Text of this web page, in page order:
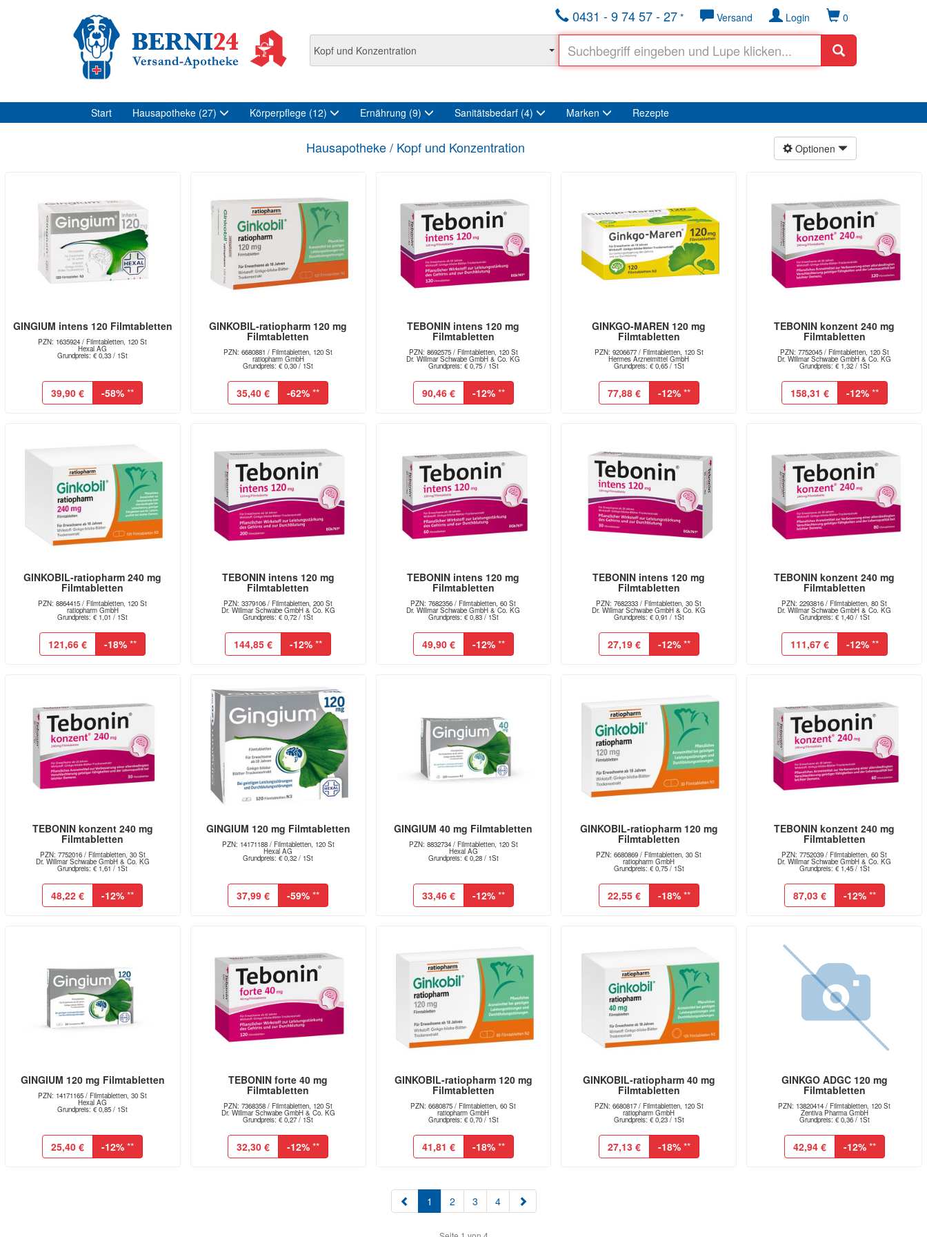
0
Login
Versand
0431 - 9 74 57 - 27 *
Start Hausapotheke (27) Körperpflege (12) Ernährung (9) Sanitätsbedarf (4) Marken Rezepte
Optionen
Hausapotheke / Kopf und Konzentration
GINGIUM intens 120 Filmtabletten
PZN: 1635924 / Filmtabletten, 120 St
Hexal AG
Grundpreis: € 0,33 / 1St
39,90 € -58% **
GINKOBIL-ratiopharm 120 mg
Filmtabletten
PZN: 6680881 / Filmtabletten, 120 St
ratiopharm GmbH
Grundpreis: € 0,30 / 1St
35,40 € -62% **
TEBONIN intens 120 mg
Filmtabletten
PZN: 8692575 / Filmtabletten, 120 St
Dr. Willmar Schwabe GmbH & Co. KG
Grundpreis: € 0,75 / 1St
90,46 € -12%**
GINKGO-MAREN 120 mg
Filmtabletten
PZN: 9206677 / Filmtabletten, 120 St
Hermes Arzneimittel GmbH
Grundpreis: € 0,65 / 1St
77,88 € -12%**
TEBONIN konzent 240 mg
Filmtabletten
PZN: 7752045 / Filmtabletten, 120 St
Dr. Willmar Schwabe GmbH & Co. KG
Grundpreis: € 1,32 / 1St
158,31 € -12%**
GINKOBIL-ratiopharm 240 mg
Filmtabletten
PZN: 8864415 / Filmtabletten, 120 St
ratiopharm GmbH
Grundpreis: € 1,01 / 1St
121,66 € -18% **
TEBONIN intens 120 mg
Filmtabletten
PZN: 3379106 / Filmtabletten, 200 St
Dr. Willmar Schwabe GmbH & Co. KG
Grundpreis: € 0,72 / 1St
144,85 € -12% **
TEBONIN intens 120 mg
Filmtabletten
PZN: 7682356 / Filmtabletten, 60 St
Dr. Willmar Schwabe GmbH & Co. KG
Grundpreis: € 0,83 / 1St
49,90 € -12%**
TEBONIN intens 120 mg
Filmtabletten
PZN: 7682333 / Filmtabletten, 30 St
Dr. Willmar Schwabe GmbH & Co. KG
Grundpreis: € 0,91 / 1St
27,19 € -12%**
TEBONIN konzent 240 mg
Filmtabletten
PZN: 2293816 / Filmtabletten, 80 St
Dr. Willmar Schwabe GmbH & Co. KG
Grundpreis: € 1,40 / 1St
111,67 € -12%**
TEBONIN konzent 240 mg
Filmtabletten
PZN: 7752016 / Filmtabletten, 30 St
Dr. Willmar Schwabe GmbH & Co. KG
Grundpreis: € 1,61 / 1St
48,22 € -12% **
GINGIUM 120 mg Filmtabletten
PZN: 14171188 / Filmtabletten, 120 St
Hexal AG
Grundpreis: € 0,32 / 1St
37,99 € -59% **
GINGIUM 40 mg Filmtabletten
PZN: 8832734 / Filmtabletten, 120 St
Hexal AG
Grundpreis: € 0,28 / 1St
33,46 € -12%**
GINKOBIL-ratiopharm 120 mg
Filmtabletten
PZN: 6680869 / Filmtabletten, 30 St
ratiopharm GmbH
Grundpreis: € 0,75 / 1St
22,55 € -18%**
TEBONIN konzent 240 mg
Filmtabletten
PZN: 7752039 / Filmtabletten, 60 St
Dr. Willmar Schwabe GmbH & Co. KG
Grundpreis: € 1,45 / 1St
87,03 € -12%**
GINGIUM 120 mg Filmtabletten
PZN: 14171165 / Filmtabletten, 30 St
Hexal AG
Grundpreis: € 0,85 / 1St
25,40 € -12% **
TEBONIN forte 40 mg
Filmtabletten
PZN: 7368358 / Filmtabletten, 120 St
Dr. Willmar Schwabe GmbH & Co. KG
Grundpreis: € 0,27 / 1St
32,30 € -12% **
GINKOBIL-ratiopharm 120 mg
Filmtabletten
PZN: 6680875 / Filmtabletten, 60 St
ratiopharm GmbH
Grundpreis: € 0,70 / 1St
41,81 € -18%**
GINKOBIL-ratiopharm 40 mg
Filmtabletten
PZN: 6680817 / Filmtabletten, 120 St
ratiopharm GmbH
Grundpreis: € 0,23 / 1St
27,13 € -18%**
GINKGO ADGC 120 mg
Filmtabletten
PZN: 13820414 / Filmtabletten, 120 St
Zentiva Pharma GmbH
Grundpreis: € 0,36 / 1St
42,94 € -12%**
1 (aktuell)
2 3 4